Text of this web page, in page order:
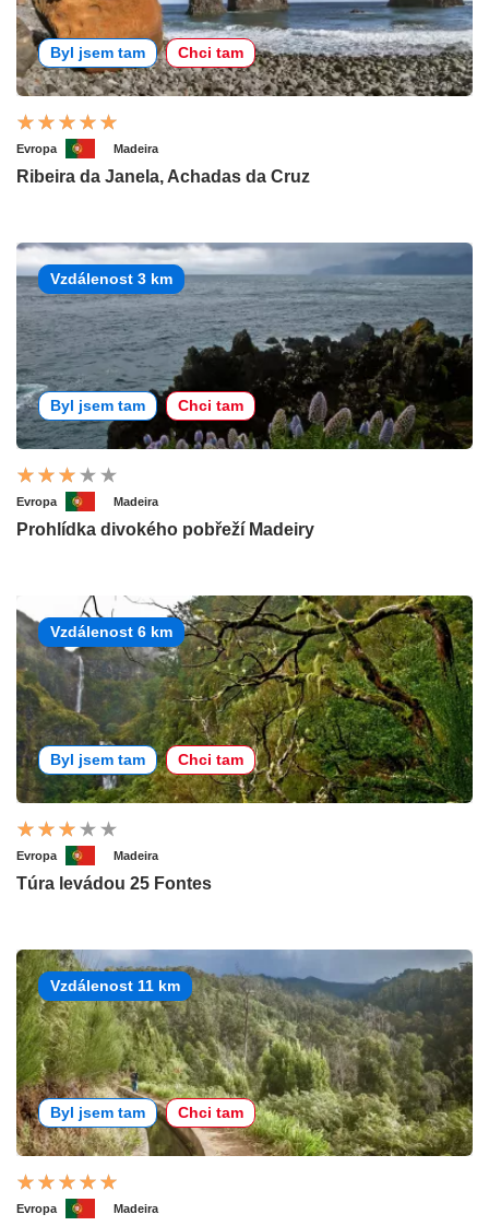
Byl jsem tam Chci tam
Evropa Madeira
Ribeira da Janela, Achadas da Cruz
Vzdálenost 3 km
Byl jsem tam Chci tam
Evropa Madeira
Prohlídka divokého pobřeží Madeiry
Vzdálenost 6 km
Byl jsem tam Chci tam
Evropa Madeira
Túra levádou 25 Fontes
Vzdálenost 11 km
Byl jsem tam Chci tam
Evropa Madeira